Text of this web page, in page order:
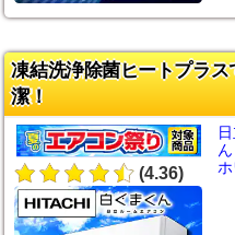
凍結洗浄除菌ヒートプラ
潔！
(4.36)